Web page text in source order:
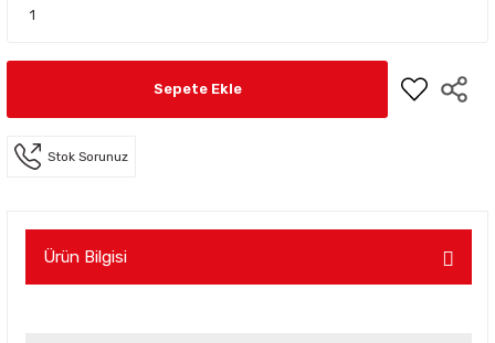
Sepete Ekle
Stok Sorunuz
Ürün Bilgisi